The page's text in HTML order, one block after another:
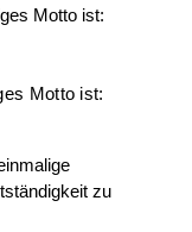
Motto ist: